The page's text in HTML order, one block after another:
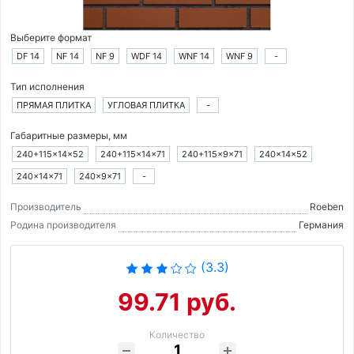
Выберите формат
DF 14 NF 14 NF 9 WDF 14 WNF 14 WNF 9 -
Тип исполнения
ПРЯМАЯ ПЛИТКА УГЛОВАЯ ПЛИТКА -
Габаритные размеры, мм
240+115×14×52 240+115×14×71 240+115×9×71
240×14×52
240×14×71
240×9×71 -
Производитель
Roeben
Родина производителя
Германия
(3.3)
99.71 руб.
Количество